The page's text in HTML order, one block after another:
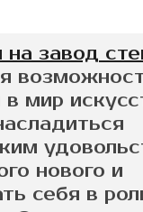
на завод
в мир
нового и
себя в